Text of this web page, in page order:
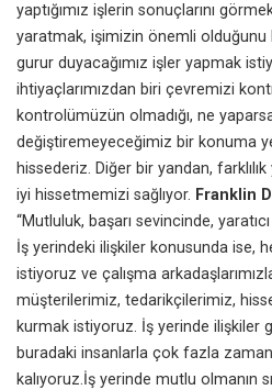
yaptığımız işlerin sonuçlarını
yaratmak, işimizin önemli
gurur duyacağımız işler yapmak
ihtiyaçlarımızdan biri çevremizi
kontrolümüzün olmadığı, ne
değiştiremeyeceğimiz bir konuma
hissederiz. Diğer bir yandan,
iyi hissetmemizi sağlıyor. Franklin
“Mutluluk, başarı sevincinde,
İş yerindeki ilişkiler konusunda ise,
istiyoruz ve çalışma
müşterilerimiz, tedarikçilerimiz,
kurmak istiyoruz. İş yerinde ilişkiler
buradaki insanlarla çok fazla
kalıyoruz.İş yerinde mutlu olmanın